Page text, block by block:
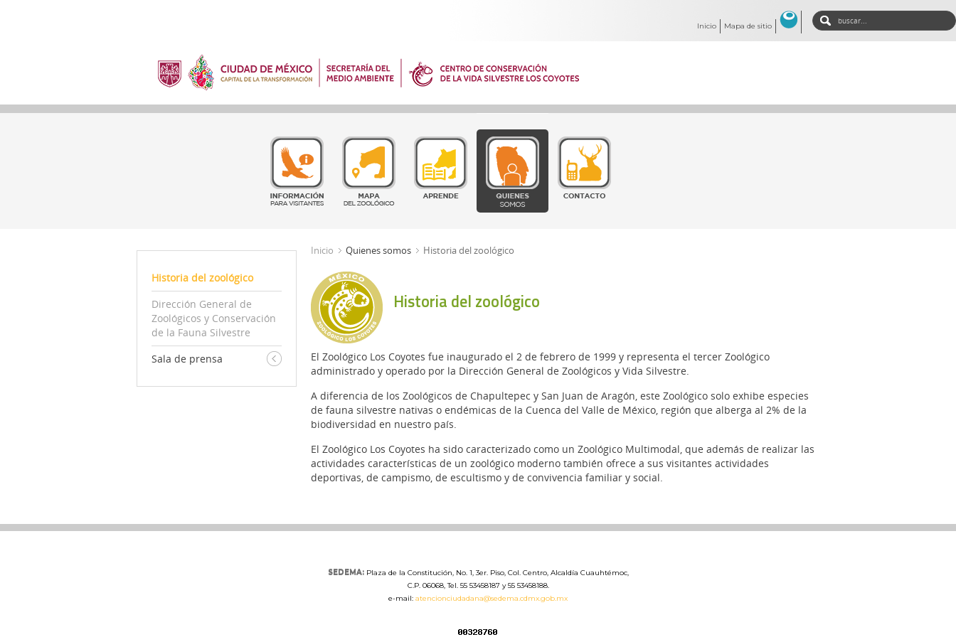
Inicio Mapa de sitio
Inicio Quienes somos Historia del zoológico
Historia del zoológico
El Zoológico Los Coyotes fue inaugurado el 2 de febrero de 1999 y representa el tercer Zoológico
administrado y operado por la Dirección General de Zoológicos y Vida Silvestre.
A diferencia de los Zoológicos de Chapultepec y San Juan de Aragón, este Zoológico solo exhibe especies
de fauna silvestre nativas o endémicas de la Cuenca del Valle de México, región que alberga al 2% de la
biodiversidad en nuestro país.
El Zoológico Los Coyotes ha sido caracterizado como un Zoológico Multimodal, que además de realizar las
actividades características de un zoológico moderno también ofrece a sus visitantes actividades
deportivas, de campismo, de escultismo y de convivencia familiar y social.
Historia del zoológico
Dirección General de
Zoológicos y Conservación
de la Fauna Silvestre
Sala de prensa
SEDEMA:Plaza de la Constitución, No. 1, 3er. Piso, Col. Centro, Alcaldía Cuauhtémoc,
C.P. 06068, Tel. 55 53458187 y 55 53458188.
e-mail: atencionciudadana@sedema.cdmx.gob.mx